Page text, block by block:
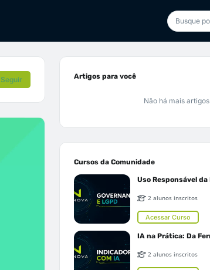
Seguir Artigos para você
Não há mais artigos
Cursos da Comunidade
2 alunos inscritos
Acessar Curso
2 alunos inscritos